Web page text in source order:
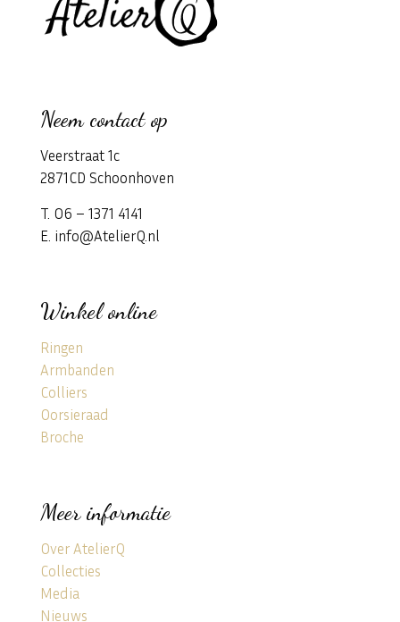
Neem contact op
Veerstraat 1c
2871CD Schoonhoven
T. 06 – 1371 4141
E. info@AtelierQ.nl
Winkel online
Ringen
Armbanden
Colliers
Oorsieraad
Broche
Meer informatie
Over AtelierQ
Collecties
Media
Nieuws